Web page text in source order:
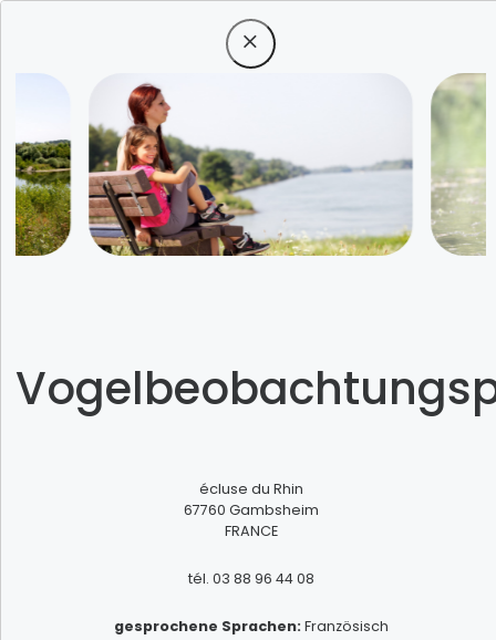
erleben
écluse du Rhin
67760 Gambsheim
FRANCE
tél. 03 88 96 44 08
gesprochene Sprachen: Französisch